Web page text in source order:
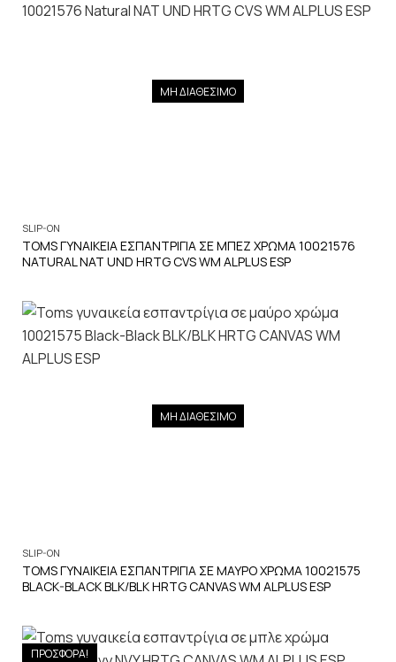
ΜΗ ΔΙΑΘΕΣΙΜΟ
SLIP-ON
TOMS ΓΥΝΑΙΚΕΙΑ ΕΣΠΑΝΤΡΙΓΙΑ ΣΕ ΜΠΕΖ ΧΡΩΜΑ 10021576
NATURAL NAT UND HRTG CVS WM ALPLUS ESP
ΜΗ ΔΙΑΘΕΣΙΜΟ
SLIP-ON
TOMS ΓΥΝΑΙΚΕΙΑ ΕΣΠΑΝΤΡΙΓΙΑ ΣΕ ΜΑΥΡΟ ΧΡΩΜΑ 10021575
BLACK-BLACK BLK/BLK HRTG CANVAS WM ALPLUS ESP
ΠΡΟΣΦΟΡΑ!